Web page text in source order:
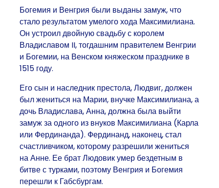
Богемия и Венгрия были выданы замуж, что
стало результатом умелого хода Максимилиана.
Он устроил двойную свадьбу с королем
Владиславом II, тогдашним правителем Венгрии
и Богемии, на Венском княжеском празднике в
1515 году.
Его сын и наследник престола, Людвиг, должен
был жениться на Марии, внучке Максимилиана, а
дочь Владислава, Анна, должна была выйти
замуж за одного из внуков Максимилиана (Карла
или Фердинанда). Фердинанд, наконец, стал
счастливчиком, которому разрешили жениться
на Анне. Ее брат Людовик умер бездетным в
битве с турками, поэтому Венгрия и Богемия
перешли к Габсбургам.